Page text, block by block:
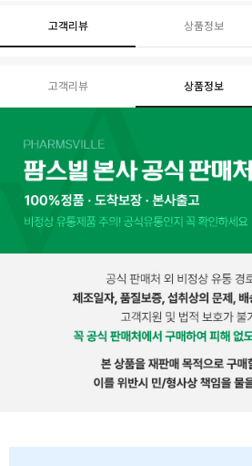
고객리뷰 상품정보
고객리뷰 상품정보